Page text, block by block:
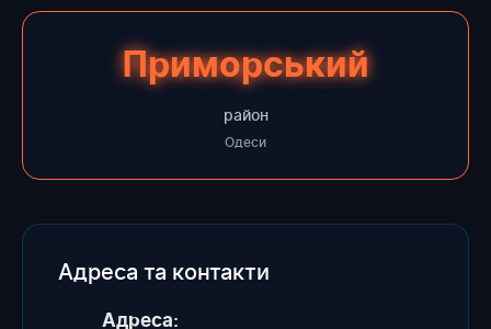
Приморський
район
Одеси
Адреса та контакти
Адреса: